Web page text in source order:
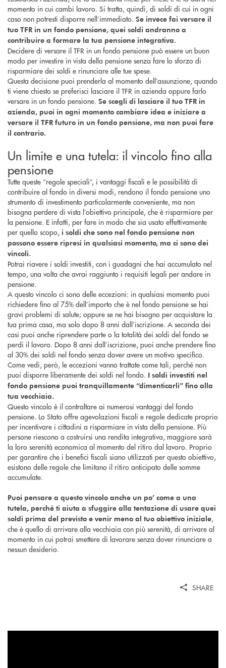
momento in cui cambi lavoro. Si tratta, quindi, di soldi di cui in ogni
caso non potresti disporre nell’immediato. Se invece fai versare il
tuo TFR in un fondo pensione, quei soldi andranno a
contribuire a formare la tua pensione integrativa.
Decidere di versare il TFR in un fondo pensione può essere un buon
modo per investire in vista della pensione senza fare lo sforzo di
risparmiare dei soldi e rinunciare alle tue spese.
Questa decisione puoi prenderla al momento dell’assunzione, quando
ti viene chiesto se preferisci lasciare il TFR in azienda oppure farlo
versare in un fondo pensione. Se scegli di lasciare il tuo TFR in
azienda, puoi in ogni momento cambiare idea e iniziare a
versare il TFR futuro in un fondo pensione, ma non puoi fare
il contrario.
Un limite e una tutela: il vincolo fino alla
pensione
Tutte queste “regole speciali”, i vantaggi fiscali e le possibilità di
contribuire al fondo in diversi modi, rendono il fondo pensione uno
strumento di investimento particolarmente conveniente, ma non
bisogna perdere di vista l’obiettivo principale, che è risparmiare per
la pensione. E infatti, per fare in modo che sia usato effettivamente
per quello scopo, i soldi che sono nel fondo pensione non
possono essere ripresi in qualsiasi momento, ma ci sono dei
vincoli.
Potrai riavere i soldi investiti, con i guadagni che hai accumulato nel
tempo, una volta che avrai raggiunto i requisiti legali per andare in
pensione.
A questo vincolo ci sono delle eccezioni: in qualsiasi momento puoi
richiedere fino al 75% dell’importo che è nel fondo pensione se hai
gravi problemi di salute; oppure se ne hai bisogno per acquistare la
tua prima casa, ma solo dopo 8 anni dall’iscrizione. A seconda dei
casi puoi anche riprendere parte o la totalità dei soldi del fondo se
perdi il lavoro. Dopo 8 anni dall’iscrizione, puoi anche prendere fino
al 30% dei soldi nel fondo senza dover avere un motivo specifico.
Come vedi, però, le eccezioni vanno trattate come tali, perché non
puoi disporre liberamente dei soldi nel fondo. I soldi investiti nel
fondo pensione puoi tranquillamente “dimenticarli” fino alla
tua vecchiaia.
Questo vincolo è il contraltare ai numerosi vantaggi del fondo
pensione. Lo Stato offre agevolazioni fiscali e regole dedicate proprio
per incentivare i cittadini a risparmiare in vista della pensione. Più
persone riescono a costruirsi una rendita integrativa, maggiore sarà
la loro serenità economica al momento del ritiro dal lavoro. Proprio
per garantire che i benefici fiscali siano utilizzati per questo obiettivo,
esistono delle regole che limitano il ritiro anticipato delle somme
accumulate.
Puoi pensare a questo vincolo anche un po’ come a una
tutela, perché ti aiuta a sfuggire alla tentazione di usare quei
soldi prima del previsto e venir meno al tuo obiettivo iniziale,
che è quello di arrivare alla vecchiaia con più serenità, di arrivare al
momento in cui potrai smettere di lavorare senza dover rinunciare a
nessun desiderio.
SHARE